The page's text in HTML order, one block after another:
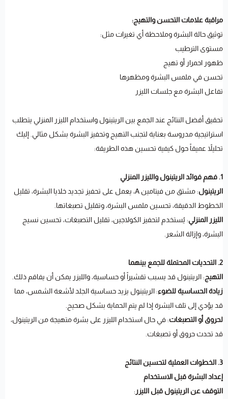
مراقبة علامات التحسن والتهيج:
توثيق حالة البشرة وملاحظة أي تغيرات مثل:
مستوى الترطيب
ظهور احمرار أو تهيج
تحسن في ملمس البشرة ومظهرها
تفاعل البشرة مع جلسات الليزر
تحقيق أفضل النتائج عند الجمع بين الريتينول واستخدام الليزر المنزلي يتطلب
استراتيجية مدروسة بعناية لتجنب التهيج وتحفيز البشرة بشكل مثالي. إليك
تحليلاً عميقاً حول كيفية تحسين هذه الطريقة:
1. فهم فوائد الريتينول والليزر المنزلي
الريتينول
: مشتق من فيتامين A، يعمل على تحفيز تجديد خلايا البشرة، تقليل
الخطوط الدقيقة، تحسين ملمس البشرة، وتقليل تصبغاتها.
الليزر المنزلي: يُستخدم لتحفيز الكولاجين، تقليل التصبغات، تحسين نسيج
البشرة، وإزالة الشعر.
2. التحديات المحتملة للجمع بينهما
التهيج: الريتينول قد يسبب تقشيراً أو حساسية، والليزر يمكن أن يفاقم ذلك.
زيادة الحساسية للضوء: الريتينول يزيد حساسية الجلد لأشعة الشمس، مما
قد يؤدي إلى تلف البشرة إذا لم يتم الحماية بشكل صحيح.
لحروق أو التصبغات: في حال استخدام الليزر على بشرة متهيجة من الريتينول،
قد تحدث حروق أو تصبغات.
3. الخطوات العملية لتحسين النتائج
إعداد البشرة قبل الاستخدام
التوقف عن الريتينول قبل الليزر :